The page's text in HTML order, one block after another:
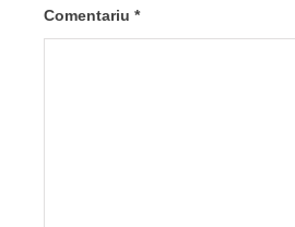
Comentariu *